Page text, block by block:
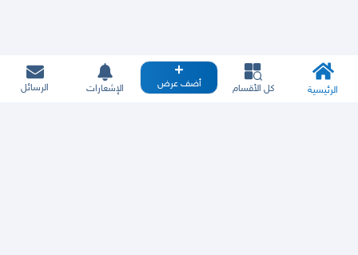
الرئيسية كل الأقسام أضف عرض الإشعارات الرسائل